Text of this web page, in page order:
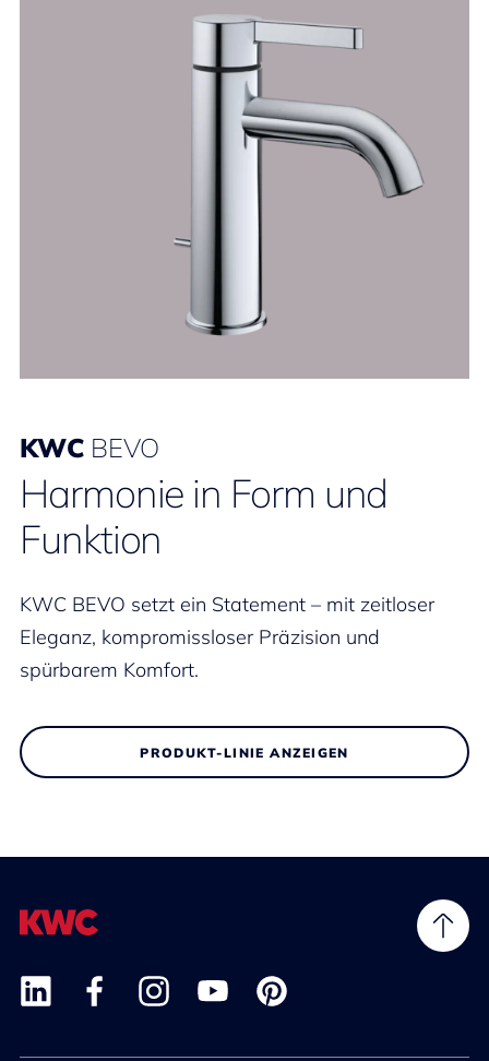
KWC BEVO
Harmonie in Form und
Funktion
KWC BEVO setzt ein Statement – mit zeitloser
Eleganz, kompromissloser Präzision und
spürbarem Komfort.
PRODUKT-LINIE ANZEIGEN